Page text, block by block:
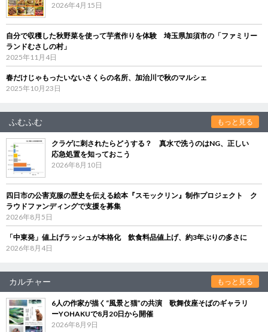
2026年4月15日
自分で収穫した秋野菜を使って芋煮作りを体験 埼玉県加須市の「ファミリー
ランドむさしの村」
2025年11月4日
春だけじゃもったいないさくらの名所、加治川で秋のマルシェ
2025年10月23日
ふむふむ もっと見る
クラゲに刺されたらどうする？ 真水で洗うのはNG、正しい
応急処置を知っておこう
2026年8月10日
四日市の公害克服の歴史を伝える絵本『スモックリン』制作プロジェクト ク
ラウドファンディングで支援を募集
2026年8月5日
「中東発」値上げラッシュが本格化 飲食料品値上げ、約3年ぶりの多さに
2026年8月4日
カルチャー もっと見る
6人の作家が描く“風景と猫”の共演 歌舞伎座そばのギャラリ
ーYOHAKUで8月20日から開催
2026年8月9日